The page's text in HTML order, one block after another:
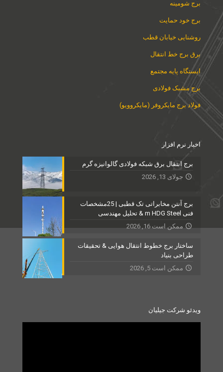
برج شومینه
برج خود حمایت
روشنایی خیابان قطب
برق برج خط انتقال
ایستگاه پایه مجتمع
برج مشبک فولادی
فولاد برج مایکروفر (مایکروویو)
اخبار نرم افزار
برج انتقال برق شبکه فولادی گالوانیزه گرم
جولای 13, 2026
برج آنتن مخابراتی تک قطبی | 25مشخصات
فنی m HDG Steel & تحلیل مهندسی
ممکن است 16, 2026
ساختار برج خطوط انتقال هوایی & تحقیقات
طراحی بنیاد
ممکن است 5, 2026
ویدئو شرکت جیلیان